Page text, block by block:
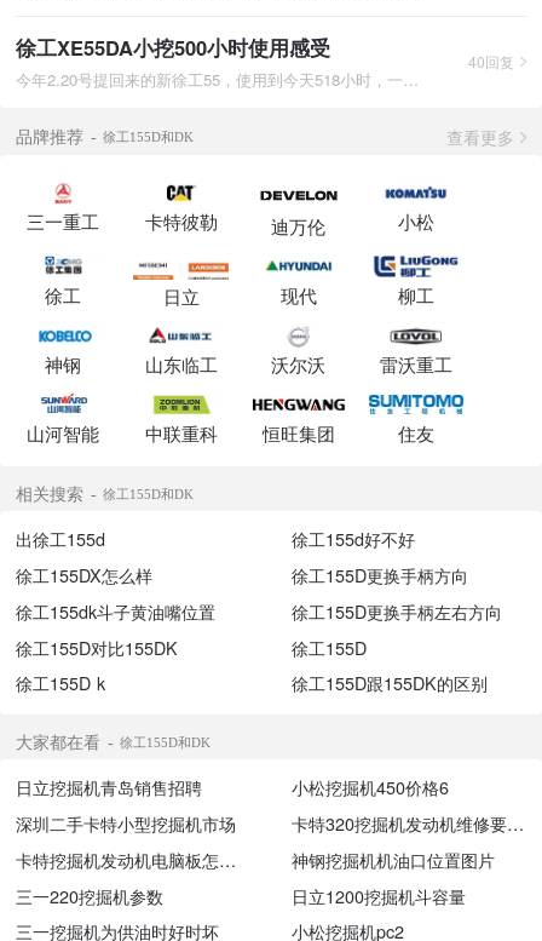
徐工XE55DA小挖500小时使用感受
今年2.20号提回来的新徐工55，使用到今天518小时，一开始新机回
40回复
品牌推荐 徐工155D和DK 查看更多
三一重工 卡特彼勒 迪万伦 小松
徐工 日立 现代 柳工
神钢 山东临工 沃尔沃 雷沃重工
山河智能 中联重科 恒旺集团 住友
相关搜索 徐工155D和DK
出徐工155d
徐工155d好不好
徐工155DX怎么样
徐工155D更换手柄方向
徐工155dk斗子黄油嘴位置
徐工155D更换手柄左右方向
徐工155D对比155DK
徐工155D
徐工155D k
徐工155D跟155DK的区别
大家都在看 徐工155D和DK
日立挖掘机青岛销售招聘
小松挖掘机450价格6
深圳二手卡特小型挖掘机市场
卡特320挖掘机发动机维修要几万
卡特挖掘机发动机电脑板怎么拆i
神钢挖掘机机油口位置图片
三一220挖掘机参数
日立1200挖掘机斗容量
三一挖掘机为供油时好时坏
小松挖掘机pc2